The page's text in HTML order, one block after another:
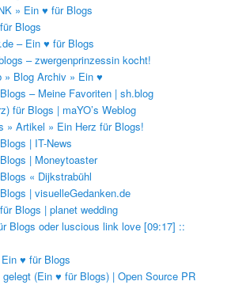
» Ein ♥ für Blogs
Blogs
– Ein ♥ für Blogs
– zwergenprinzessin kocht!
» Blog Archiv » Ein ♥
– Meine Favoriten | sh.blog
für Blogs | maYO’s Weblog
» Artikel » Ein Herz für Blogs!
| IT-News
| Moneytoaster
« Dijkstrabühl
| visuelleGedanken.de
Blogs | planet wedding
Blogs oder luscious link love [09:17] ::
♥ für Blogs
(Ein ♥ für Blogs) | Open Source PR